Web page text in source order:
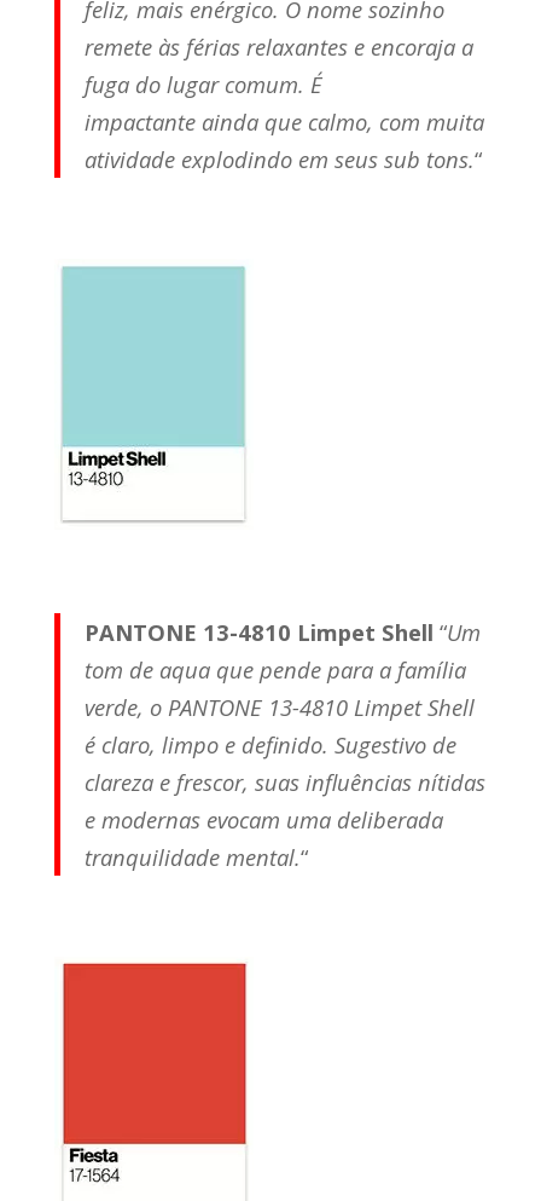
feliz, mais enérgico. O nome sozinho
remete às férias relaxantes e encoraja a
fuga do lugar comum. É
impactante ainda que calmo, com muita
atividade explodindo em seus sub tons.“
PANTONE 13-4810 Limpet Shell “Um
tom de aqua que pende para a família
verde, o PANTONE 13-4810 Limpet Shell
é claro, limpo e definido. Sugestivo de
clareza e frescor, suas influências nítidas
e modernas evocam uma deliberada
tranquilidade mental.“